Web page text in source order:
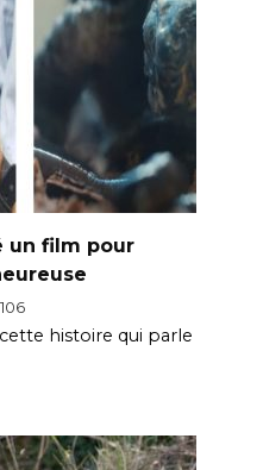
un film pour
106
histoire qui parle